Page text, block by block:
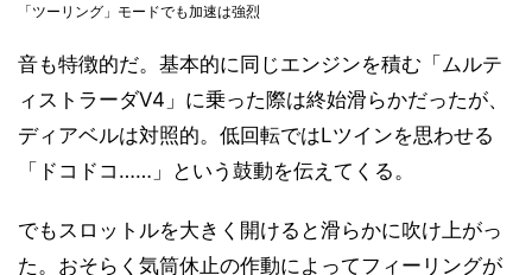
「ツーリング」モードでも加速は強烈
音も特徴的だ。基本的に同じエンジンを積む「ムルテ
ィストラーダV4」に乗った際は終始滑らかだったが、
ディアベルは対照的。低回転ではLツインを思わせる
「ドコドコ……」という鼓動を伝えてくる。
でもスロットルを大きく開けると滑らかに吹け上がっ
た。おそらく気筒休止の作動によってフィーリングが